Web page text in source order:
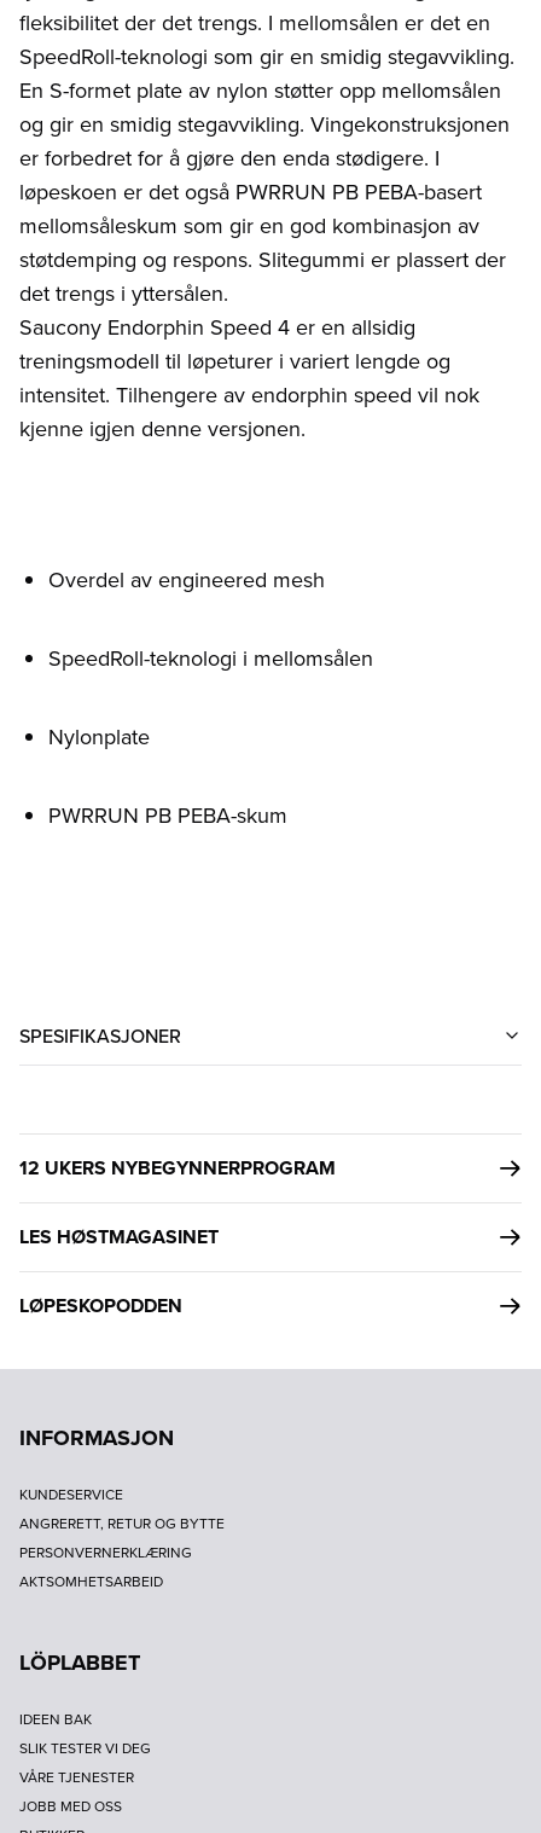
fleksibilitet der det trengs. I mellomsålen er det en
SpeedRoll-teknologi som gir en smidig stegavvikling.
En S-formet plate av nylon støtter opp mellomsålen
og gir en smidig stegavvikling. Vingekonstruksjonen
er forbedret for å gjøre den enda stødigere. I
løpeskoen er det også PWRRUN PB PEBA-basert
mellomsåleskum som gir en god kombinasjon av
støtdemping og respons. Slitegummi er plassert der
det trengs i yttersålen.
Saucony Endorphin Speed 4 er en allsidig
treningsmodell til løpeturer i variert lengde og
intensitet. Tilhengere av endorphin speed vil nok
kjenne igjen denne versjonen.
Overdel av engineered mesh
SpeedRoll-teknologi i mellomsålen
Nylonplate
PWRRUN PB PEBA-skum
SPESIFIKASJONER
12 UKERS NYBEGYNNERPROGRAM
LES HØSTMAGASINET
LØPESKOPODDEN
INFORMASJON
KUNDESERVICE
ANGRERETT, RETUR OG BYTTE
PERSONVERNERKLÆRING
AKTSOMHETSARBEID
LÖPLABBET
IDEEN BAK
SLIK TESTER VI DEG
VÅRE TJENESTER
JOBB MED OSS